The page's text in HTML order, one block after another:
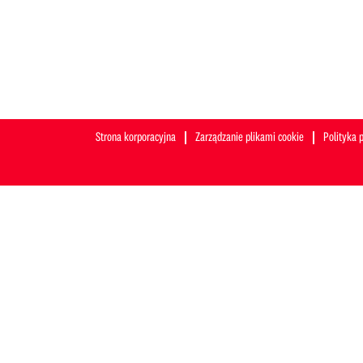
Strona korporacyjna Zarządzanie plikami cookie Polityka